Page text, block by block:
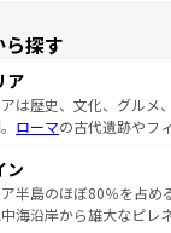
探す
ア
は歴史、文化、グルメ
ローマの古代遺跡やフ
スカーナの美しい田園
自然景観も見逃せない
スタなど、絶品のイタ
ン
半島のほぼ80％を占め
海沿岸から雄大なピレ